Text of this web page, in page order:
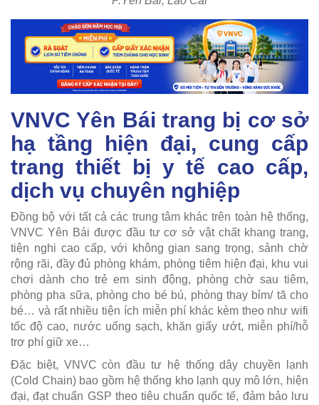
VNVC Yên Bái trang bị cơ sở
hạ tầng hiện đại, cung cấp
trang thiết bị y tế cao cấp,
dịch vụ chuyên nghiệp
Đồng bộ với tất cả các trung tâm khác trên toàn hệ thống,
VNVC Yên Bái được đầu tư cơ sở vật chất khang trang,
tiện nghi cao cấp, với không gian sang trọng, sảnh chờ
rộng rãi, đầy đủ phòng khám, phòng tiêm hiện đại, khu vui
chơi dành cho trẻ em sinh động, phòng chờ sau tiêm,
phòng pha sữa, phòng cho bé bú, phòng thay bỉm/ tã cho
bé… và rất nhiều tiện ích miễn phí khác kèm theo như wifi
tốc độ cao, nước uống sạch, khăn giấy ướt, miễn phí/hỗ
trợ phí giữ xe…
Đặc biệt, VNVC còn đầu tư hệ thống dây chuyền lạnh
(Cold Chain) bao gồm hệ thống kho lạnh quy mô lớn, hiện
đại, đạt chuẩn GSP theo tiêu chuẩn quốc tế, đảm bảo lưu